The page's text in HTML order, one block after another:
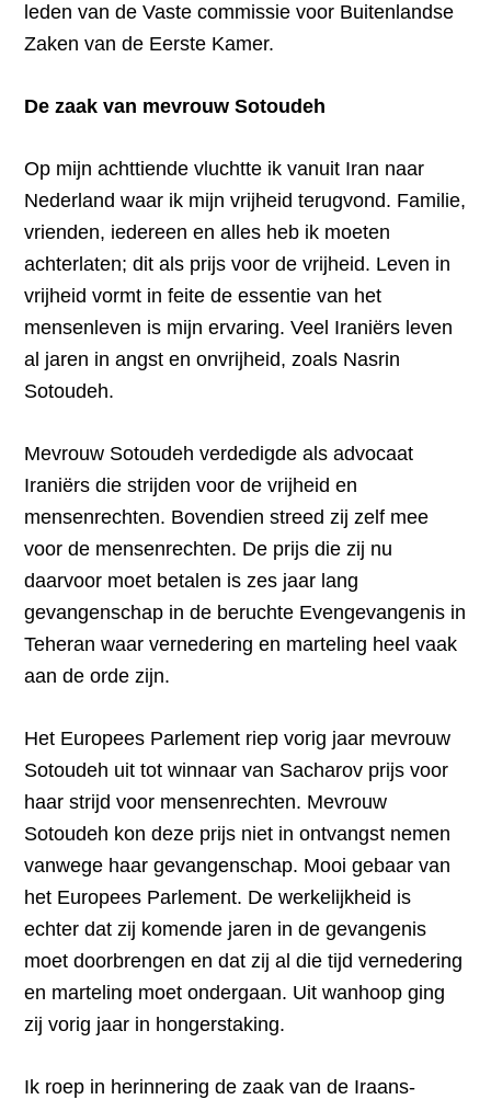
leden van de Vaste commissie voor Buitenlandse
Zaken van de Eerste Kamer.
De zaak van mevrouw Sotoudeh
Op mijn achttiende vluchtte ik vanuit Iran naar
Nederland waar ik mijn vrijheid terugvond. Familie,
vrienden, iedereen en alles heb ik moeten
achterlaten; dit als prijs voor de vrijheid. Leven in
vrijheid vormt in feite de essentie van het
mensenleven is mijn ervaring. Veel Iraniërs leven
al jaren in angst en onvrijheid, zoals Nasrin
Sotoudeh.
Mevrouw Sotoudeh verdedigde als advocaat
Iraniërs die strijden voor de vrijheid en
mensenrechten. Bovendien streed zij zelf mee
voor de mensenrechten. De prijs die zij nu
daarvoor moet betalen is zes jaar lang
gevangenschap in de beruchte Evengevangenis in
Teheran waar vernedering en marteling heel vaak
aan de orde zijn.
Het Europees Parlement riep vorig jaar mevrouw
Sotoudeh uit tot winnaar van Sacharov prijs voor
haar strijd voor mensenrechten. Mevrouw
Sotoudeh kon deze prijs niet in ontvangst nemen
vanwege haar gevangenschap. Mooi gebaar van
het Europees Parlement. De werkelijkheid is
echter dat zij komende jaren in de gevangenis
moet doorbrengen en dat zij al die tijd vernedering
en marteling moet ondergaan. Uit wanhoop ging
zij vorig jaar in hongerstaking.
Ik roep in herinnering de zaak van de Iraans-